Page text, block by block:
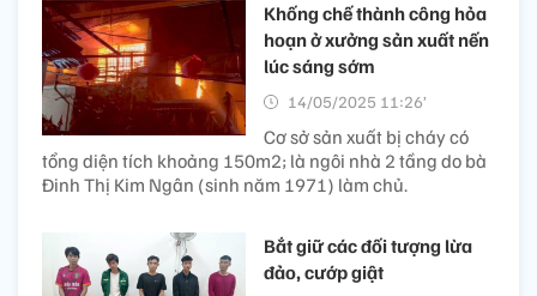
Khống chế thành công hỏa
hoạn ở xưởng sản xuất nến
lúc sáng sớm
14/05/2025 11:26’
Cơ sở sản xuất bị cháy có
tổng diện tích khoảng 150m2; là ngôi nhà 2 tầng do bà
Đinh Thị Kim Ngân (sinh năm 1971) làm chủ.
Bắt giữ các đối tượng lừa
đảo, cướp giật